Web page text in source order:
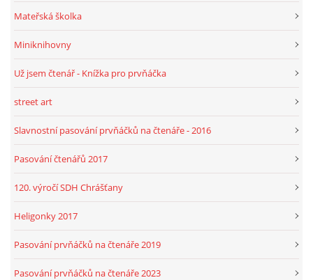
Mateřská školka
Miniknihovny
Už jsem čtenář - Knížka pro prvňáčka
street art
Slavnostní pasování prvňáčků na čtenáře - 2016
Pasování čtenářů 2017
120. výročí SDH Chrášťany
Heligonky 2017
Pasování prvňáčků na čtenáře 2019
Pasování prvňáčků na čtenáře 2023